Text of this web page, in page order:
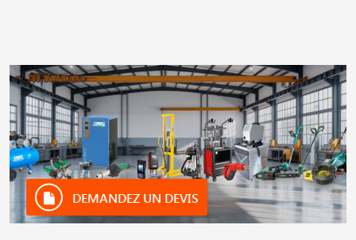
DEMANDEZ UN DEVIS